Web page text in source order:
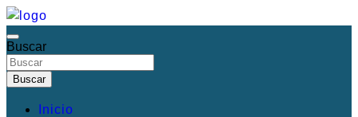
Saltar
al
contenido
Mis Destinos Favoritos
Irresistibles Destinos turísticos
Buscar
Buscar
Inicio